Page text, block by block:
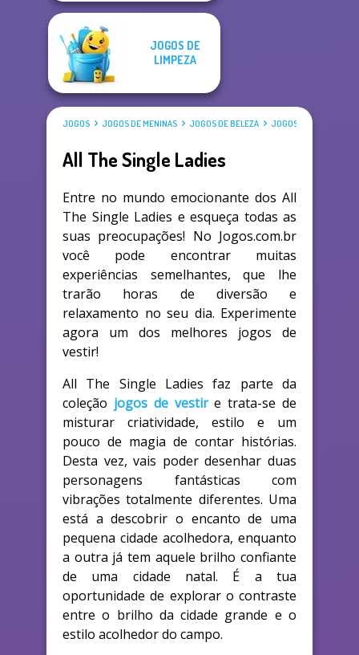
JOGOS DE
LIMPEZA
JOGOS JOGOS DE MENINAS JOGOS DE BELEZA JOGOS DE VESTIR
All The Single Ladies
Entre no mundo emocionante dos All
The Single Ladies e esqueça todas as
suas preocupações! No Jogos.com.br
você pode encontrar muitas
experiências semelhantes, que lhe
trarão horas de diversão e
relaxamento no seu dia. Experimente
agora um dos melhores jogos de
vestir!
All The Single Ladies faz parte da
coleção jogos de vestire trata-se de
misturar criatividade, estilo e um
pouco de magia de contar histórias.
Desta vez, vais poder desenhar duas
personagens fantásticas com
vibrações totalmente diferentes. Uma
está a descobrir o encanto de uma
pequena cidade acolhedora, enquanto
a outra já tem aquele brilho confiante
de uma cidade natal. É a tua
oportunidade de explorar o contraste
entre o brilho da cidade grande e o
estilo acolhedor do campo.